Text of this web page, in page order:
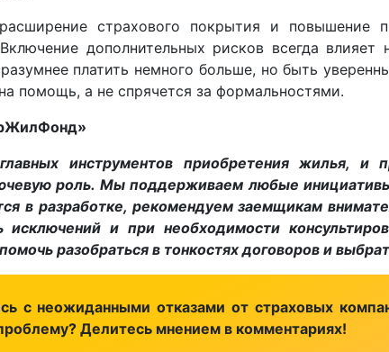
страхового покрытия и повышение
дополнительных рисков всегда
платить немного больше, но быть
помощь, а не спрячется за формальностями.
инструментов приобретения жилья, и
роль. Мы поддерживаем любые
в разработке, рекомендуем заемщикам
исключений и при необходимости
разобраться в тонкостях договоров и
с неожиданными отказами от страховых
Делитесь мнением в комментариях!